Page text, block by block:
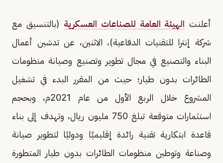
أعلنت الهيئة العامة للصناعات العسكرية (بالتنسيق مع
شركة إنترا للتقنيات الدفاعية)، الاثنين، عن تدشين أعمال
البناء والتصنيع في مجال تطوير وتصنيع وصيانة منظومات
الطائرات بدون طيار؛ حيث من المقرر البدء في تشغيل
المشروع خلال الربع الأول من عام 2021م، وبحجم
استثمارات متوقعة تبلغ 750 مليون ريال، وتهدف إلى بناء
قاعدة ابتكارية تقنية رائدة إقليميًا ودوليًا لتطوير صيانة
وصناعة وتوطين منظومات الطائرات بدون طيار المتطورة